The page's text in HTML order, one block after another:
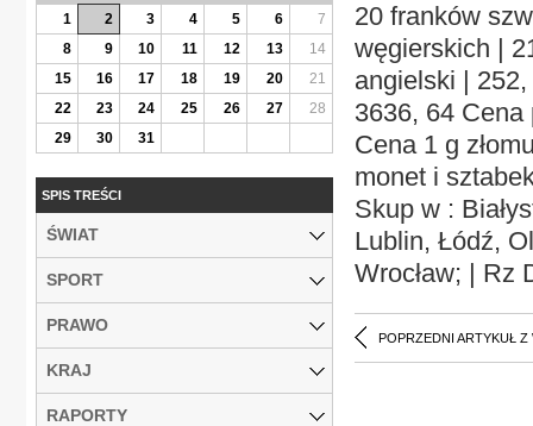
20 franków
węgierskich |
angielski |
3636, 64 Cena
Cena 1 g
monet i
Skup w :
Lublin, Łódź,
Wrocław; | Rz
POPRZEDNI ARTYKUŁ Z
1
2 3 4 5 6
7
8
9 10 11 12 13
14
15
16 17 18 19 20
21
22
23 24 25 26 27
28
29
30 31
SPIS TREŚCI
ŚWIAT
SPORT
PRAWO
KRAJ
RAPORTY